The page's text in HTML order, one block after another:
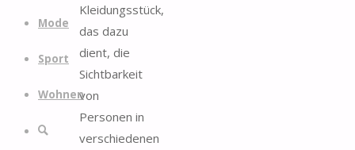
Mode
Sport
Wohnen
Kleidungsstück,
das dazu
dient, die
Sichtbarkeit
von
Personen in
verschiedenen